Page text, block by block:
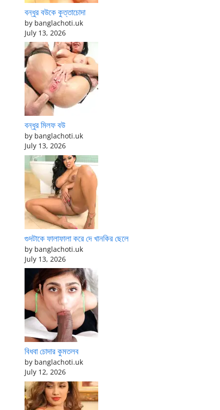
বন্ধুর বউকে কুত্তাচোদা
by banglachoti.uk
July 13, 2026
বন্ধুর মিলফ বউ
by banglachoti.uk
July 13, 2026
গুদটাকে ফালাফালা করে দে খানকির ছেলে
by banglachoti.uk
July 13, 2026
বিধবা চোদার কুমতলব
by banglachoti.uk
July 12, 2026